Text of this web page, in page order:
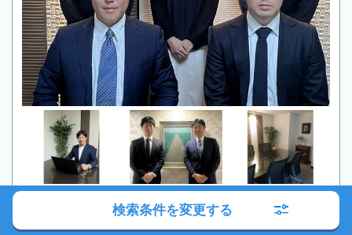
検索条件を変更する